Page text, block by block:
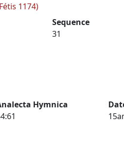
1174)
Sequence
31
Hymnica